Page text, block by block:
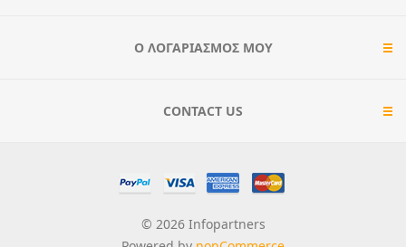
Ο ΛΟΓΑΡΙΑΣΜΌΣ ΜΟΥ
CONTACT US
© 2026 Infopartners